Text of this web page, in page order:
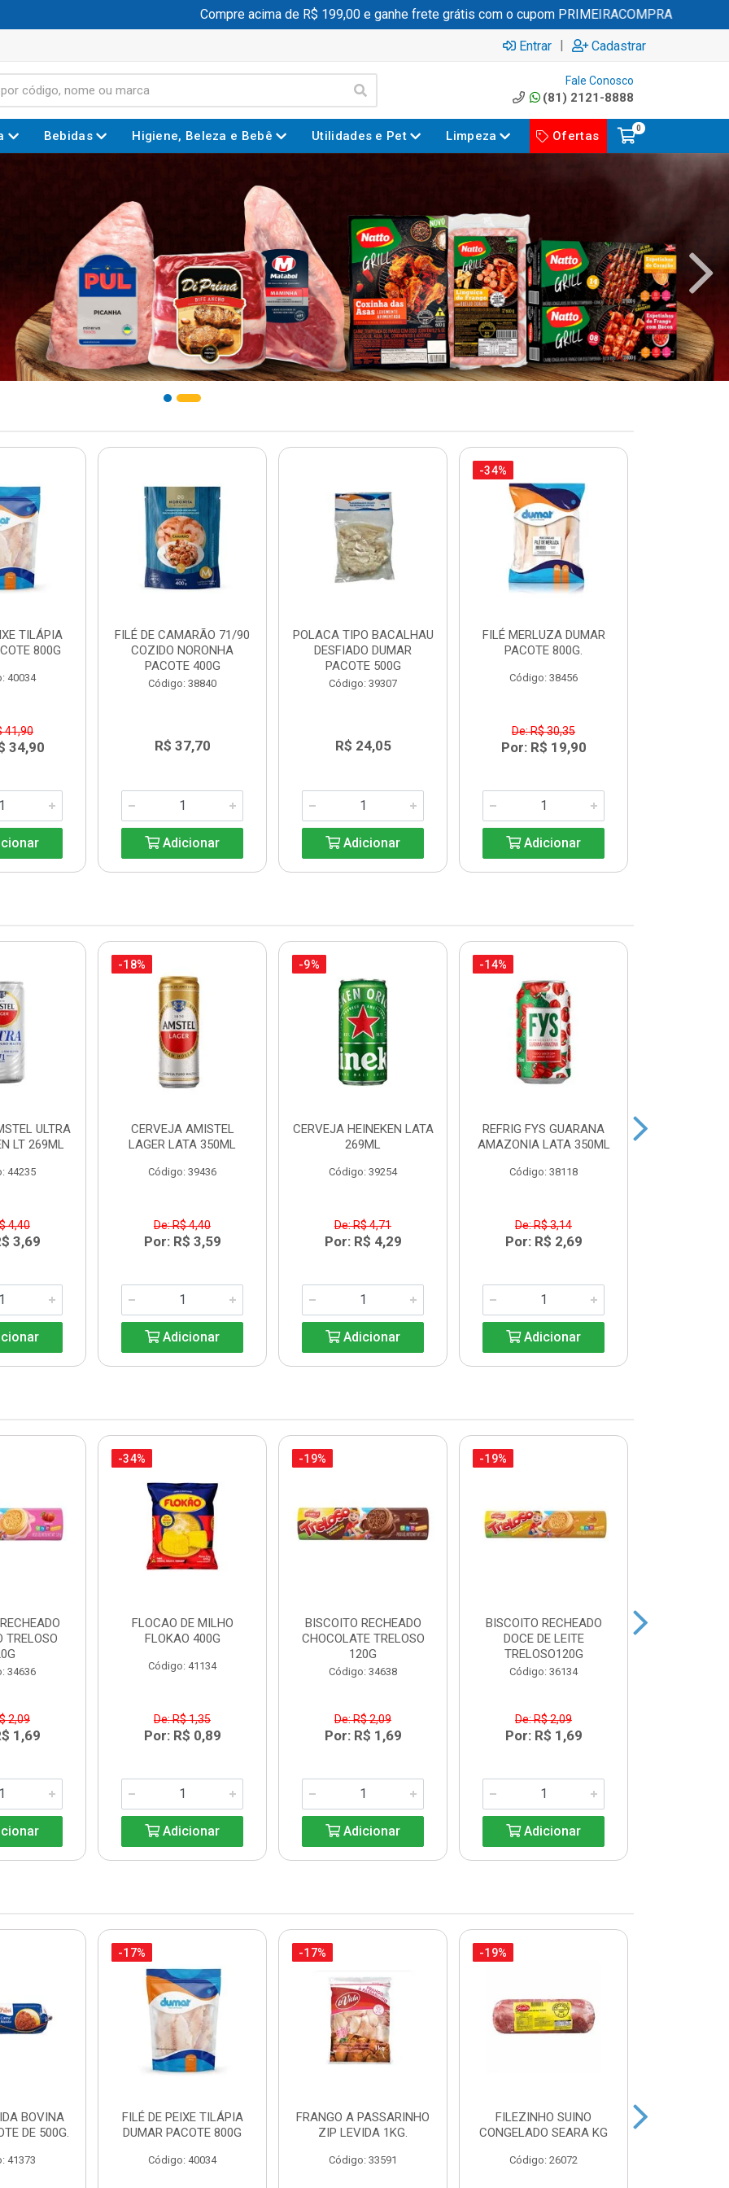
Compre acima de R$ 199,00 e ganhe frete grátis com o cupom PRIMEIRACOMPRA
Entrar | Cadastrar
Fale Conosco
(81) 2121-8888
Bebidas Higiene, Beleza e Bebê Utilidades e Pet Limpeza Ofertas
0
TILÁPIA
800G
40034
41,90
34,90
FILÉ DE CAMARÃO 71/90
COZIDO NORONHA
PACOTE 400G
Código: 38840
R$ 37,70
Adicionar
POLACA TIPO BACALHAU
DESFIADO DUMAR
PACOTE 500G
Código: 39307
R$ 24,05
Adicionar
-34%
FILÉ MERLUZA DUMAR
PACOTE 800G.
Código: 38456
De: R$ 30,35
Por: R$ 19,90
Adicionar
ULTRA
LT 269ML
44235
4,40
3,69
-18%
CERVEJA AMISTEL
LAGER LATA 350ML
Código: 39436
De: R$ 4,40
Por: R$ 3,59
Adicionar
-9%
CERVEJA HEINEKEN LATA
269ML
Código: 39254
De: R$ 4,71
Por: R$ 4,29
Adicionar
-14%
REFRIG FYS GUARANA
AMAZONIA LATA 350ML
Código: 38118
De: R$ 3,14
Por: R$ 2,69
Adicionar
TRELOSO
34636
2,09
1,69
-34%
FLOCAO DE MILHO
FLOKAO 400G
Código: 41134
De: R$ 1,35
Por: R$ 0,89
Adicionar
-19%
BISCOITO RECHEADO
CHOCOLATE TRELOSO
120G
Código: 34638
De: R$ 2,09
Por: R$ 1,69
Adicionar
-19%
BISCOITO RECHEADO
DOCE DE LEITE
TRELOSO120G
Código: 36134
De: R$ 2,09
Por: R$ 1,69
Adicionar
BOVINA
DE 500G.
41373
-17%
FILÉ DE PEIXE TILÁPIA
DUMAR PACOTE 800G
Código: 40034
-17%
FRANGO A PASSARINHO
ZIP LEVIDA 1KG.
Código: 33591
-19%
FILEZINHO SUINO
CONGELADO SEARA KG
Código: 26072